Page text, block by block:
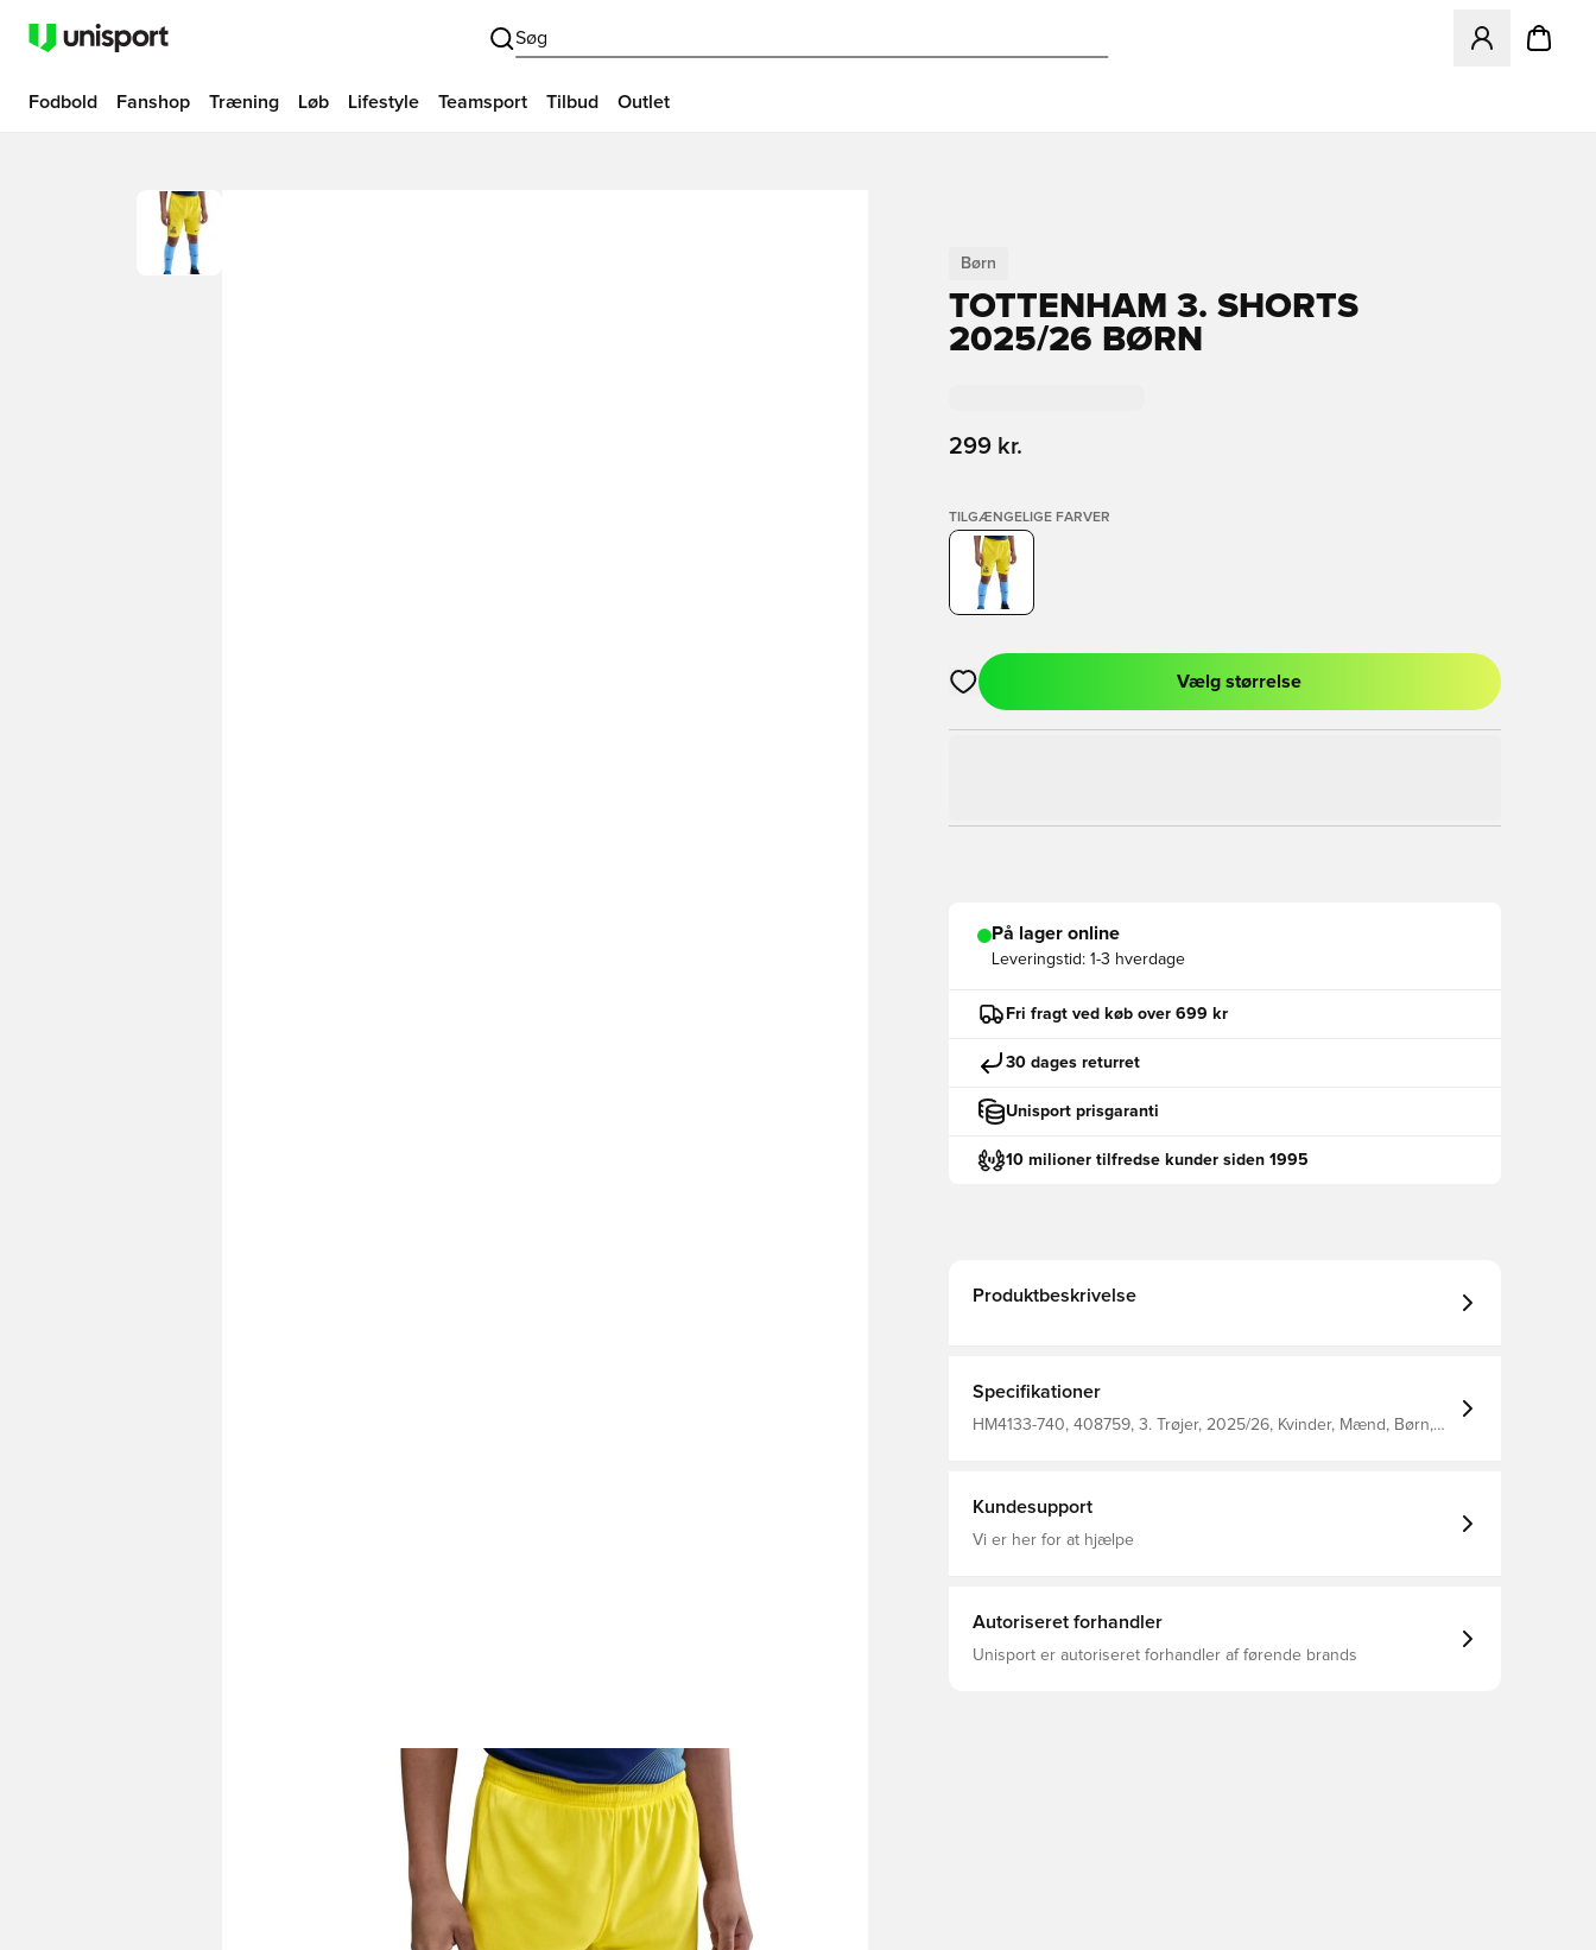
Søg
Åbner en
Fodbold Fanshop Træning Løb Lifestyle Teamsport Tilbud Outlet
Børn
TOTTENHAM 3. SHORTS
2025/26 BØRN
299 kr.
TILGÆNGELIGE FARVER
Åbner en Modal til at logge ind eller tilmelde dig som medlem
Vælg størrelse
På lager online
Leveringstid: 1-3 hverdage
Fri fragt ved køb over 699 kr
30 dages returret
Unisport prisgaranti
10 milioner tilfredse kunder siden 1995
Produktbeskrivelse
Specifikationer
HM4133-740, 408759, 3. Trøjer, 2025/26, Kvinder, Mænd, Børn,
Kundesupport
Vi er her for at hjælpe
Autoriseret forhandler
Unisport er autoriseret forhandler af førende brands